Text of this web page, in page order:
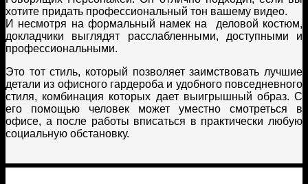
хотите придать профессиональный тон вашему видео.
И несмотря на формальный намек на деловой костюм,
докладчики выглядят расслабленными, доступными и
профессиональными.
Это тот стиль, который позволяет заимствовать лучшие
детали из офисного гардероба и удобного повседневного
стиля, комбинация которых дает выигрышный образ. С
его помощью человек может уместно смотреться в
офисе, а после работы вписаться в практически любую
социальную обстановку.